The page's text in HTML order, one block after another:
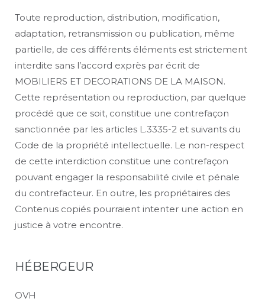
Toute reproduction, distribution, modification,
adaptation, retransmission ou publication, même
partielle, de ces différents éléments est strictement
interdite sans l’accord exprès par écrit de
MOBILIERS ET DECORATIONS DE LA MAISON.
Cette représentation ou reproduction, par quelque
procédé que ce soit, constitue une contrefaçon
sanctionnée par les articles L.3335-2 et suivants du
Code de la propriété intellectuelle. Le non-respect
de cette interdiction constitue une contrefaçon
pouvant engager la responsabilité civile et pénale
du contrefacteur. En outre, les propriétaires des
Contenus copiés pourraient intenter une action en
justice à votre encontre.
HÉBERGEUR
OVH